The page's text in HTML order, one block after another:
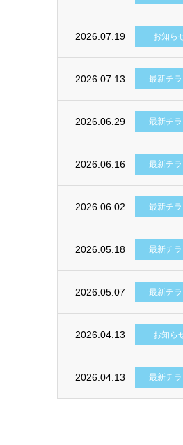
2026.07.19 お知ら
2026.07.13 最新チ
2026.06.29 最新チ
2026.06.16 最新チ
2026.06.02 最新チ
2026.05.18 最新チ
2026.05.07 最新チ
2026.04.13 お知ら
2026.04.13 最新チ